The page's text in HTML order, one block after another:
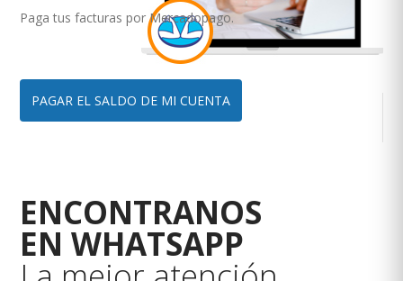
Paga tus facturas por Mercadopago.
PAGAR EL SALDO DE MI CUENTA
ENCONTRANOS
EN WHATSAPP